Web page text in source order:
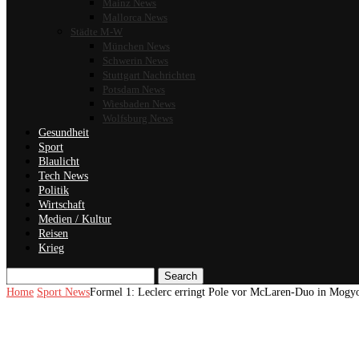
Mainz News
Mallorca News
Städte M-W
München News
Schwerin News
Stuttgart Nachrichten
Potsdam News
Wiesbaden News
Wolfsburg News
Gesundheit
Sport
Blaulicht
Tech News
Politik
Wirtschaft
Medien / Kultur
Reisen
Krieg
Search
Home Sport NewsFormel 1: Leclerc erringt Pole vor McLaren-Duo in